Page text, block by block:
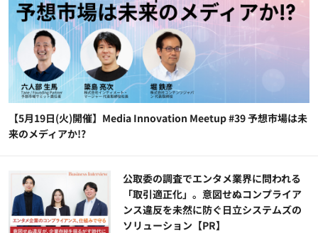
【5月19日(火)開催】Media Innovation Meetup #39 予想市場は未
来のメディアか!?
公​​取委の調査でエンタメ業界に問われる
「取引適正化」。意図せぬコンプライア
ンス違反を未然に防ぐ日立システムズの
ソリューション​【PR】